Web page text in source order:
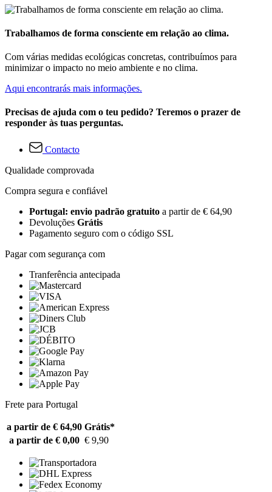
Trabalhamos de forma consciente em relação ao clima.
Com várias medidas ecológicas concretas, contribuímos para
minimizar o impacto no meio ambiente e no clima.
Aqui encontrarás mais informações.
Precisas de ajuda com o teu pedido? Teremos o prazer de
responder às tuas perguntas.
Contacto
Qualidade comprovada
Compra segura e confiável
Portugal: envio padrão gratuito a partir de € 64,90
Devoluções Grátis
Pagamento seguro com o código SSL
Pagar com segurança com
Tranferência antecipada
Frete para Portugal
a partir de € 64,90 Grátis*
a partir de € 0,00 € 9,90